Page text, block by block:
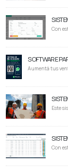
Con
SOFTWARE
Aumentá tus
Este
Con